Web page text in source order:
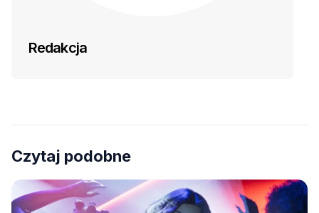
Redakcja
Czytaj podobne